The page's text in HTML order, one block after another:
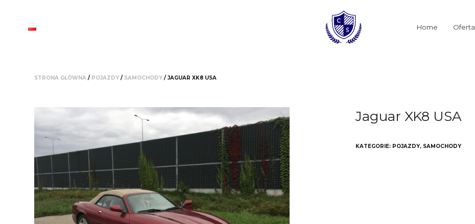
Home Oferta
STRONA GŁÓWNA / POJAZDY / SAMOCHODY / JAGUAR XK8 USA
Jaguar XK8 USA
KATEGORIE: POJAZDY, SAMOCHODY